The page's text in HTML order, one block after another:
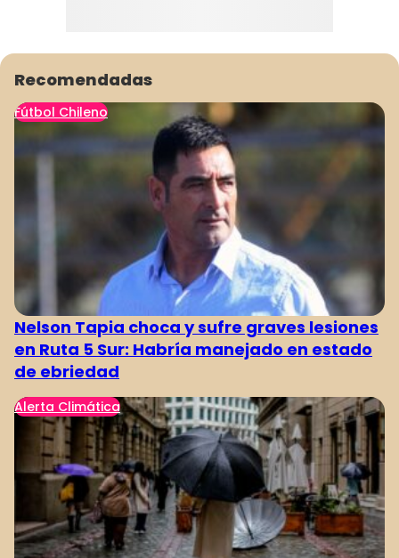
Recomendadas
Fútbol Chileno
Nelson Tapia choca y sufre graves lesiones
en Ruta 5 Sur: Habría manejado en estado
de ebriedad
Alerta Climática